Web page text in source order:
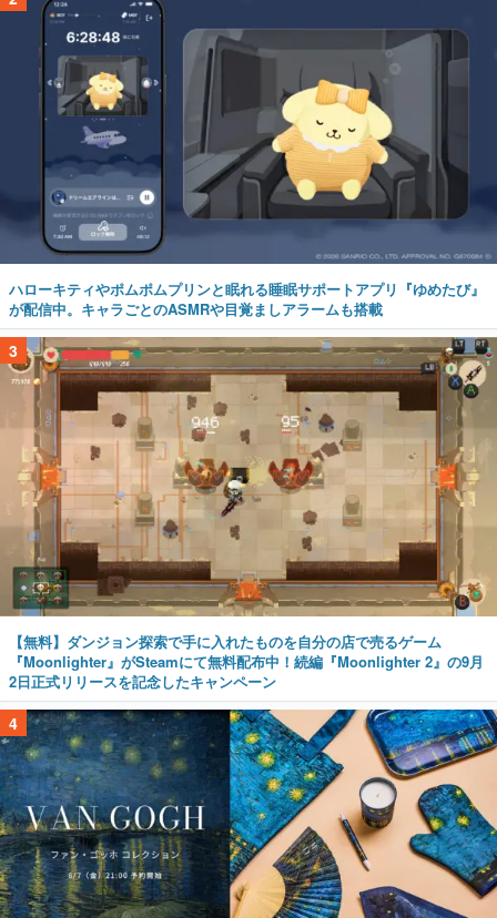
ハローキティやポムポムプリンと眠れる睡眠サポートアプリ『ゆめたび』
が配信中。キャラごとのASMRや目覚ましアラームも搭載
3
【無料】ダンジョン探索で手に入れたものを自分の店で売るゲーム
『Moonlighter』がSteamにて無料配布中！続編『Moonlighter 2』の9月
2日正式リリースを記念したキャンペーン
4